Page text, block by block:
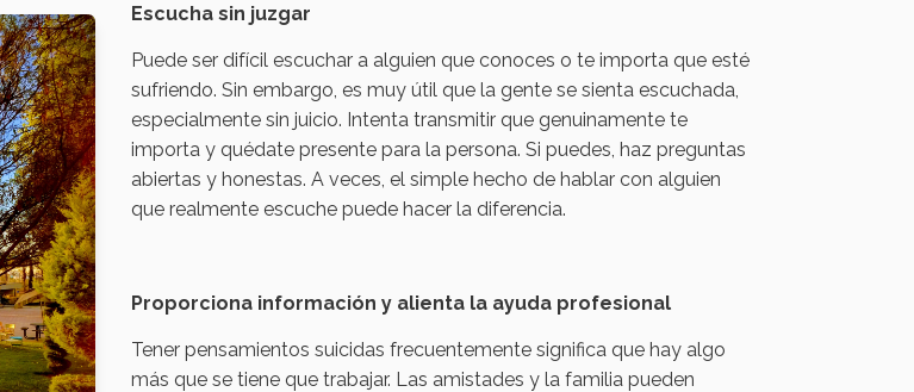
Escucha sin juzgar
Puede ser difícil escuchar a alguien que conoces o te importa que esté
sufriendo. Sin embargo, es muy útil que la gente se sienta escuchada,
especialmente sin juicio. Intenta transmitir que genuinamente te
importa y quédate presente para la persona. Si puedes, haz preguntas
abiertas y honestas. A veces, el simple hecho de hablar con alguien
que realmente escuche puede hacer la diferencia.
Proporciona información y alienta la ayuda profesional
Tener pensamientos suicidas frecuentemente significa que hay algo
más que se tiene que trabajar. Las amistades y la familia pueden